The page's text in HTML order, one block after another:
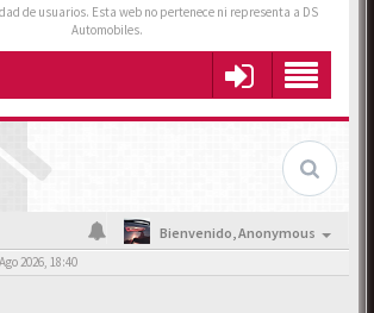
de usuarios. Esta web no pertenece ni representa a DS
Automobiles.
Bienvenido,Anonymous
2026, 18:40